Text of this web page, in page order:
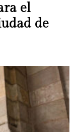
el
de